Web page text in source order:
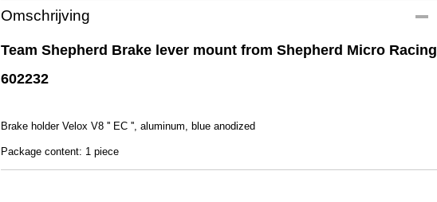
Productcode
EAN code
Bruto gewicht
0,10 Kg
Omschrijving
Team Shepherd Brake lever mount from Shepherd Micro Racing
602232
Brake holder Velox V8 '' EC '', aluminum, blue anodized
Package content: 1 piece